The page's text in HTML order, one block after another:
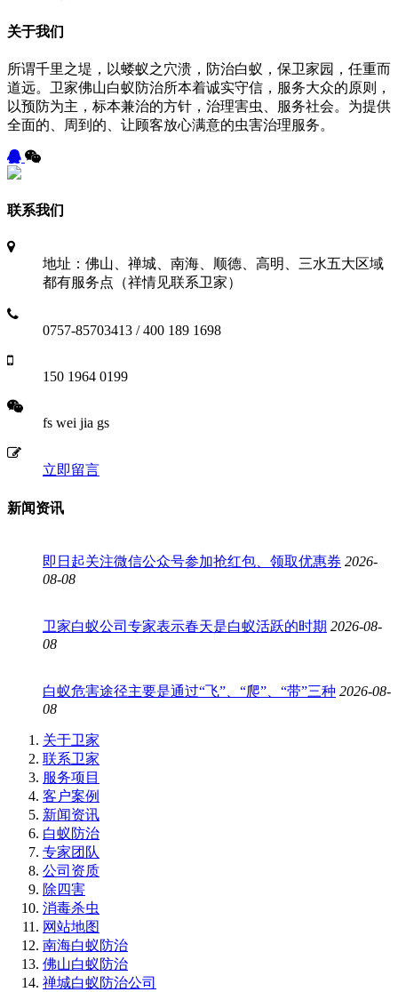
关于我们
所谓千里之堤，以蝼蚁之穴溃，防治白蚁，保卫家园，任重而
道远。卫家佛山白蚁防治所本着诚实守信，服务大众的原则，
以预防为主，标本兼治的方针，治理害虫、服务社会。为提供
全面的、周到的、让顾客放心满意的虫害治理服务。
联系我们
地址：佛山、禅城、南海、顺德、高明、三水五大区域
都有服务点（祥情见联系卫家）
0757-85703413 / 400 189 1698
150 1964 0199
fs wei jia gs
立即留言
新闻资讯
即日起关注微信公众号参加抢红包、领取优惠券 2026-
08-08
卫家白蚁公司专家表示春天是白蚁活跃的时期 2026-08-
08
白蚁危害途径主要是通过“飞”、“爬”、“带”三种 2026-08-
08
关于卫家
联系卫家
服务项目
客户案例
新闻资讯
白蚁防治
专家团队
公司资质
除四害
消毒杀虫
网站地图
南海白蚁防治
佛山白蚁防治
禅城白蚁防治公司